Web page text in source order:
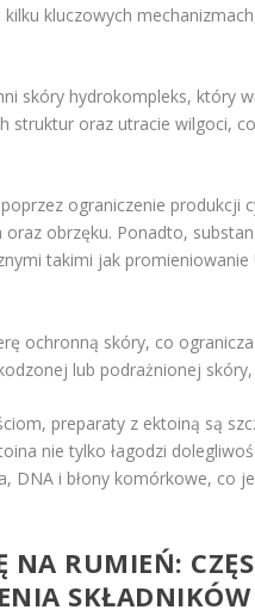
kilku kluczowych
skóry hydrokompleks, który
struktur oraz utracie wilgoci,
ograniczenie produkcji
obrzęku. Ponadto,
takimi jak
ochronną skóry, co
lub podrażnionej
preparaty z ektoiną są
nie tylko łagodzi
DNA i błony komórkowe, co
NA RUMIEŃ:
SKŁADNIKÓW